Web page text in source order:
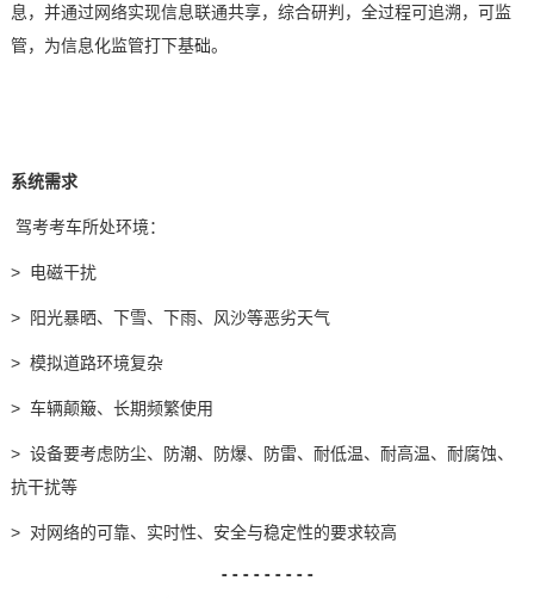
息，并通过网络实现信息联通共享，综合研判，全过程可追溯，可监
管，为信息化监管打下基础。
系统需求
驾考考车所处环境：
> 电磁干扰
> 阳光暴晒、下雪、下雨、风沙等恶劣天气
> 模拟道路环境复杂
> 车辆颠簸、长期频繁使用
> 设备要考虑防尘、防潮、防爆、防雷、耐低温、耐高温、耐腐蚀、
抗干扰等
> 对网络的可靠、实时性、安全与稳定性的要求较高
- - - - - - - - -